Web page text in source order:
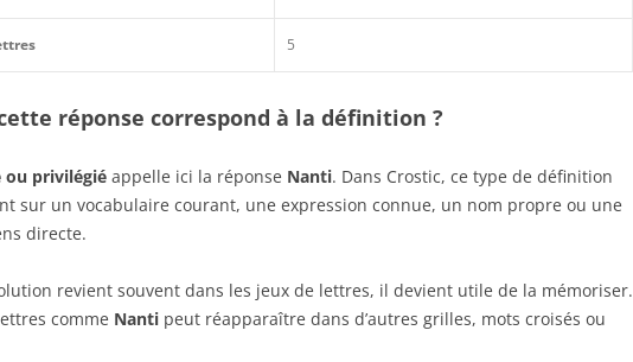
5
réponse correspond à la définition ?
ou privilégié appelle ici la réponse Nanti. Dans Crostic, ce type de définition
sur un vocabulaire courant, une expression connue, un nom propre ou une
directe.
revient souvent dans les jeux de lettres, il devient utile de la mémoriser.
comme Nanti peut réapparaître dans d’autres grilles, mots croisés ou